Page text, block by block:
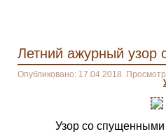
Летний ажурный узор
Опубликовано: 17.04.2018.
Узор со